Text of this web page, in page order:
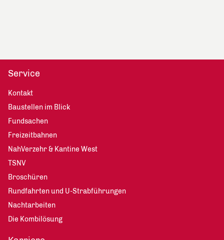
Service
Kontakt
Baustellen im Blick
Fundsachen
Freizeitbahnen
NahVerzehr & Kantine West
TSNV
Broschüren
Rundfahrten und U-Strabführungen
Nachtarbeiten
Die Kombilösung